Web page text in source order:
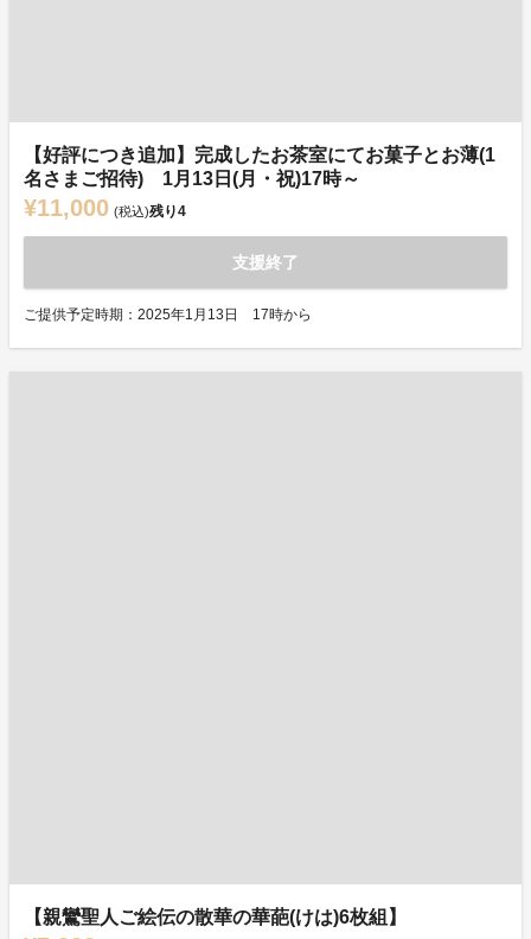
【好評につき追加】完成したお茶室にてお菓子とお薄(1
名さまご招待) 1月13日(月・祝)17時～
¥11,000 (税込)残り4
支援終了
ご提供予定時期：2025年1月13日 17時から
【親鸞聖人ご絵伝の散華の華葩(けは)6枚組】